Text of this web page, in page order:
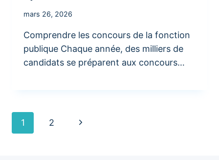
mars 26, 2026
Comprendre les concours de la fonction
publique Chaque année, des milliers de
candidats se préparent aux concours…
Navigation
1 2
Page